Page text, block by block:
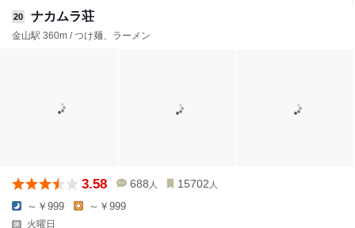
20 ナカムラ荘
金山駅 360m / つけ麺、ラーメン
3.58 688 人 15702 人
～￥999 ～￥999
火曜日